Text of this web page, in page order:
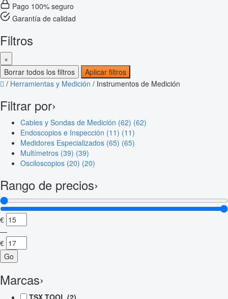
Pago 100% seguro
Garantía de calidad
Filtros
×
Borrar todos los filtros
Aplicar filtros
/ Herramientas y Medición / Instrumentos de Medición
Filtrar por›
Cables y Sondas de Medición (62) (62)
Endoscopios e Inspección (11) (11)
Medidores Especializados (65) (65)
Multímetros (39) (39)
Osciloscopios (20) (20)
Rango de precios›
€
—
€
Go
Marcas›
TSX TOOL (2)